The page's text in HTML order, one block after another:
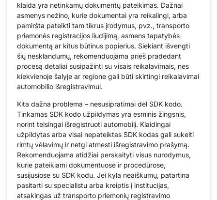
klaida yra netinkamų dokumentų pateikimas. Dažnai
asmenys nežino, kurie dokumentai yra reikalingi, arba
pamiršta pateikti tam tikrus įrodymus, pvz., transporto
priemonės registracijos liudijimą, asmens tapatybės
dokumentą ar kitus būtinus popierius. Siekiant išvengti
šių nesklandumų, rekomenduojama prieš pradedant
procesą detaliai susipažinti su visais reikalavimais, nes
kiekvienoje šalyje ar regione gali būti skirtingi reikalavimai
automobilio išregistravimui.
Kita dažna problema – nesusipratimai dėl SDK kodo.
Tinkamas SDK kodo užpildymas yra esminis žingsnis,
norint teisingai išregistruoti automobilį. Klaidingai
užpildytas arba visai nepateiktas SDK kodas gali sukelti
rimtų vėlavimų ir netgi atmesti išregistravimo prašymą.
Rekomenduojama atidžiai perskaityti visus nurodymus,
kurie pateikiami dokumentuose ir procedūrose,
susijusiose su SDK kodu. Jei kyla neaiškumų, patartina
pasitarti su specialistu arba kreiptis į institucijas,
atsakingas už transporto priemonių registravimo